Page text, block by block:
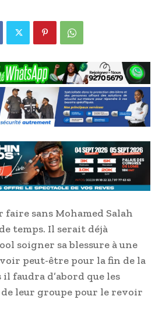
faire sans Mohamed Salah
temps. Il serait déjà
soigner sa blessure à une
peut-être pour la fin de la
faudra d’abord que les
leur groupe pour le revoir